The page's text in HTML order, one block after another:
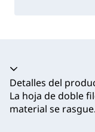
Acordeón colapsado
Detalles del
La hoja de doble
material se rasgue.